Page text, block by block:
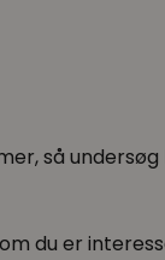
så
du er